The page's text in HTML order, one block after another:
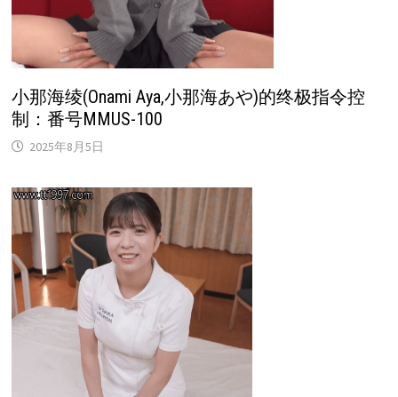
小那海绫(Onami Aya,小那海あや)的终极指令控
制：番号MMUS-100
2025年8月5日